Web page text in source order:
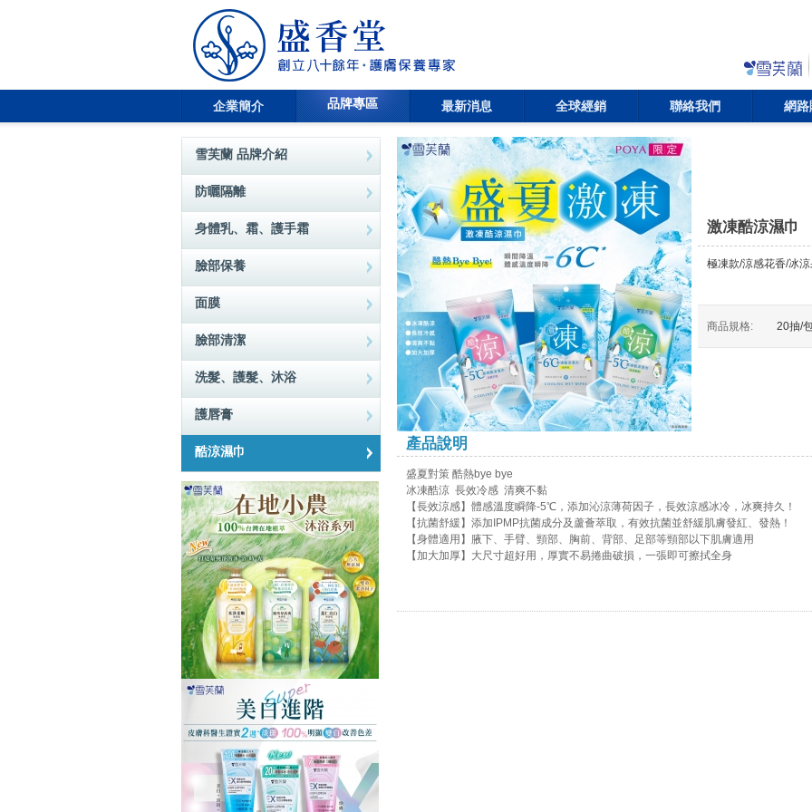
企業簡介 品牌專區 最新消息 全球經銷 聯絡我們 網路
雪芙蘭 品牌介紹
防曬隔離
身體乳、霜、護手霜
臉部保養
面膜
臉部清潔
洗髮、護髮、沐浴
護唇膏
酷涼濕巾
激凍酷涼濕巾
極凍款/涼感花香/冰
商品規格: 20抽/
產品說明
盛夏對策 酷熱bye bye
冰凍酷涼 長效冷感 清爽不黏
【長效涼感】體感溫度瞬降-5℃，添加沁涼薄荷因子，長效涼感冰冷，冰爽持久！
【抗菌舒緩】添加IPMP抗菌成分及蘆薈萃取，有效抗菌並舒緩肌膚發紅、發熱！
【身體適用】腋下、手臂、頸部、胸前、背部、足部等頸部以下肌膚適用
【加大加厚】大尺寸超好用，厚實不易捲曲破損，一張即可擦拭全身